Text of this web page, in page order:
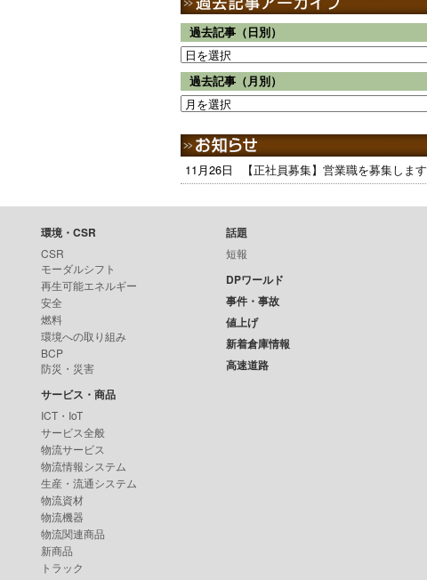
過去記事（日別）
過去記事（月別）
11月26日 【正社員募集】営業職を募集します
環境・CSR
CSR
モーダルシフト
再生可能エネルギー
安全
燃料
環境への取り組み
BCP
防災・災害
サービス・商品
ICT・IoT
サービス全般
物流サービス
物流情報システム
生産・流通システム
物流資材
物流機器
物流関連商品
新商品
トラック
話題
短報
DPワールド
事件・事故
値上げ
新着倉庫情報
高速道路